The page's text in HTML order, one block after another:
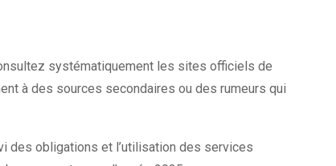
systématiquement les sites officiels de
à des sources secondaires ou des rumeurs qui
des obligations et l’utilisation des services